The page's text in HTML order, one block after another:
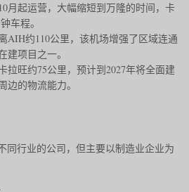
月起运营，大幅缩短到万隆的时间，卡
车程。
AIH约110公里，该机场增强了区域连通
建项目之一。
拉旺约75公里，预计到2027年将全面建
边的物流能力。
同行业的公司，但主要以制造业企业为